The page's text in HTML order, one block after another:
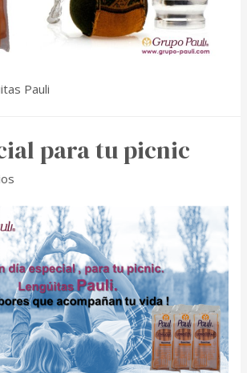
Pauli
para tu picnic